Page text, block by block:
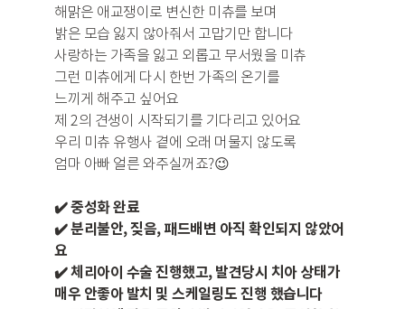
해맑은 애교쟁이로 변신한 미츄를 보며
밝은 모습 잃지 않아줘서 고맙기만 합니다
사랑하는 가족을 잃고 외롭고 무서웠을 미츄
그런 미츄에게 다시 한번 가족의 온기를
느끼게 해주고 싶어요
제 2의 견생이 시작되기를 기다리고 있어요
우리 미츄 유행사 곁에 오래 머물지 않도록
엄마 아빠 얼른 와주실꺼죠?😉
✔️ 중성화 완료
✔️ 분리불안, 짖음, 패드배변 아직 확인되지 않았어
요
✔️ 체리아이 수술 진행했고, 발견당시 치아 상태가
매우 안좋아 발치 및 스케일링도 진행 했습니다